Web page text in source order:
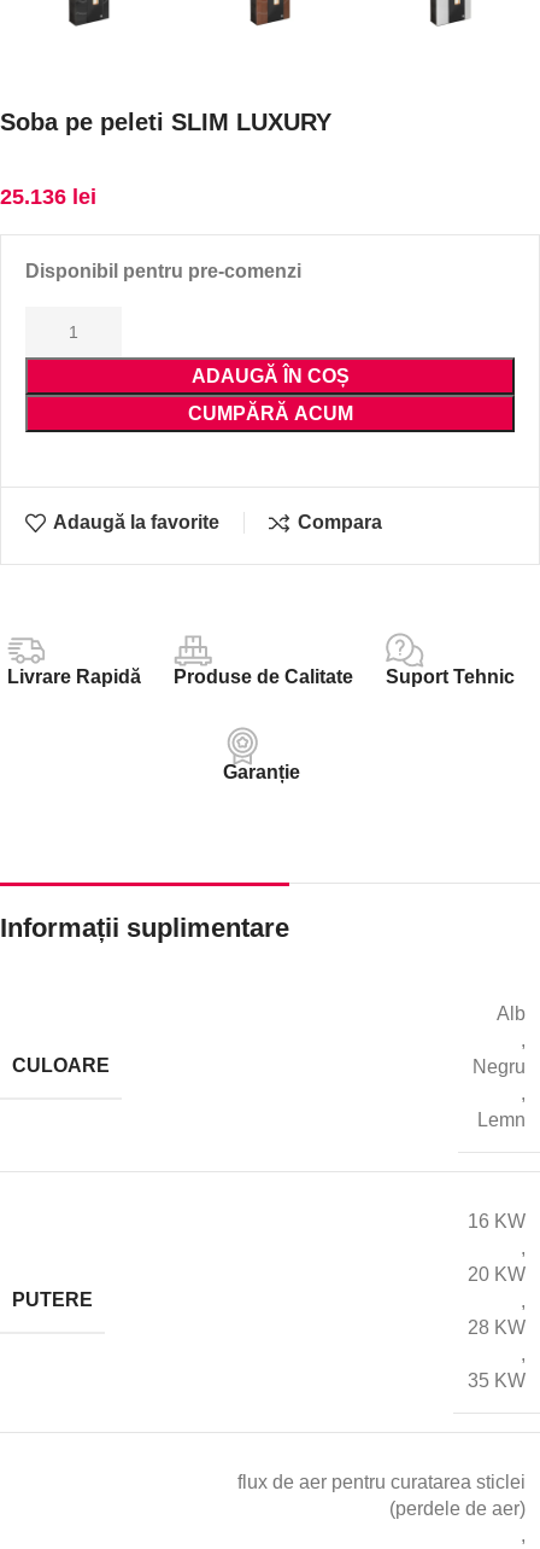
Soba pe peleti SLIM LUXURY
25.136 lei
Disponibil pentru pre-comenzi
ADAUGĂ ÎN COȘ
CUMPĂRĂ ACUM
Adaugă la favorite Compara
Livrare Rapidă Produse de Calitate Suport Tehnic
Garanție
Informații suplimentare
CULOARE
Alb
,
Negru
,
Lemn
PUTERE
16 KW
,
20 KW
,
28 KW
,
35 KW
flux de aer pentru curatarea sticlei
(perdele de aer)
,